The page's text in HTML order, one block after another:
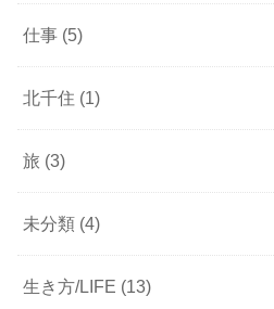
仕事 (5)
北千住 (1)
旅 (3)
未分類 (4)
生き方/LIFE (13)